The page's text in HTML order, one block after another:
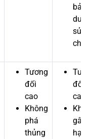
bảo
sửa
chữa
Tương
đối
cao
Không
phá
thủng
đối
cao
gây
hại